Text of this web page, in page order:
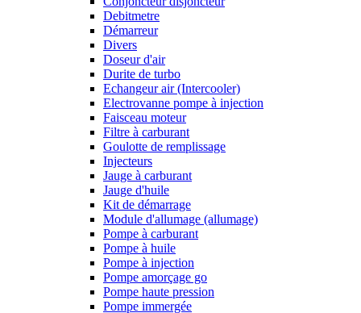
Debitmetre
Démarreur
Divers
Doseur d'air
Durite de turbo
Echangeur air (Intercooler)
Electrovanne pompe à injection
Faisceau moteur
Filtre à carburant
Goulotte de remplissage
Injecteurs
Jauge à carburant
Jauge d'huile
Kit de démarrage
Module d'allumage (allumage)
Pompe à carburant
Pompe à huile
Pompe à injection
Pompe amorçage go
Pompe haute pression
Pompe immergée